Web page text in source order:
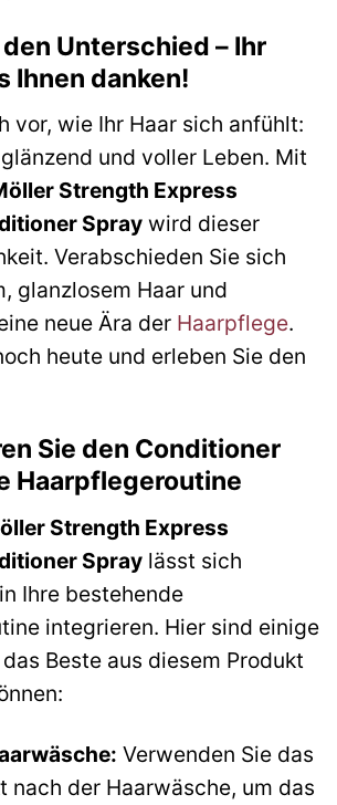
Unterschied – Ihr
Ihnen danken!
vor, wie Ihr Haar sich anfühlt:
und voller Leben. Mit
Strength Express
Spray wird dieser
Verabschieden Sie sich
glanzlosem Haar und
neue Ära der Haarpflege.
heute und erleben Sie den
Sie den Conditioner
Haarpflegeroutine
Strength Express
Spray lässt sich
Ihre bestehende
integrieren. Hier sind einige
Beste aus diesem Produkt
Verwenden Sie das
nach der Haarwäsche, um das